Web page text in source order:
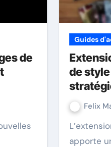
de
Guides
de
Felix
L’extension Zombie dans Smash Up
apporte